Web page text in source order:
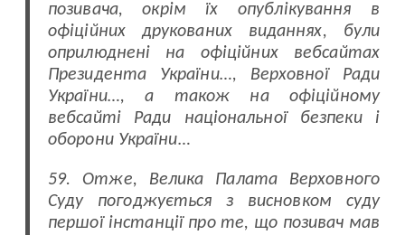
позивача, окрім їх опублікування в
офіційних друкованих виданнях, були
оприлюднені на офіційних вебсайтах
Президента України…, Верховної Ради
України…, а також на офіційному
вебсайті Ради національної безпеки і
оборони України…
59. Отже, Велика Палата Верховного
Суду погоджується з висновком суду
першої інстанції про те, що позивач мав